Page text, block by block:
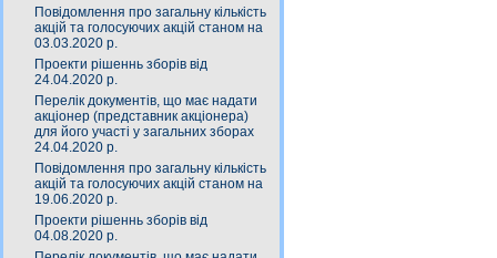
Повідомлення про загальну кількість
акцій та голосуючих акцій станом на
03.03.2020 р.
Проекти рішеннь зборів від
24.04.2020 р.
Перелік документів, що має надати
акціонер (представник акціонера)
для його участі у загальних зборах
24.04.2020 р.
Повідомлення про загальну кількість
акцій та голосуючих акцій станом на
19.06.2020 р.
Проекти рішеннь зборів від
04.08.2020 р.